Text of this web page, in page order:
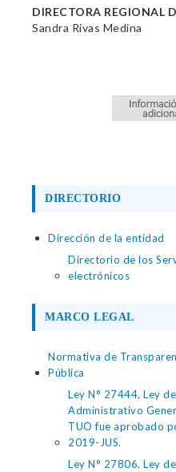
DIRECTORA REGIONAL
Sandra Rivas Medina
DIRECTORIO
Dirección de la entidad
Directorio de los
electrónicos
MARCO LEGAL
Normativa de
Pública
Ley N° 27444, Ley
Administrativo
TUO fue aprobado
2019-JUS.
Ley N° 27806, Ley